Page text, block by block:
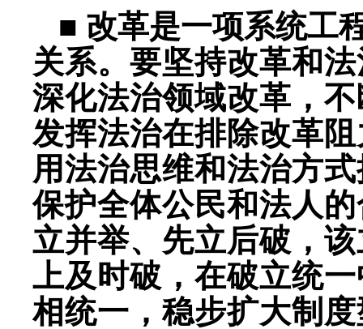
■ 改革是一项系统工
关系。要坚持改革和
深化法治领域改革，
发挥法治在排除改革
用法治思维和法治方
保护全体公民和法人
立并举、先立后破，
上及时破，在破立统
相统一，稳步扩大制